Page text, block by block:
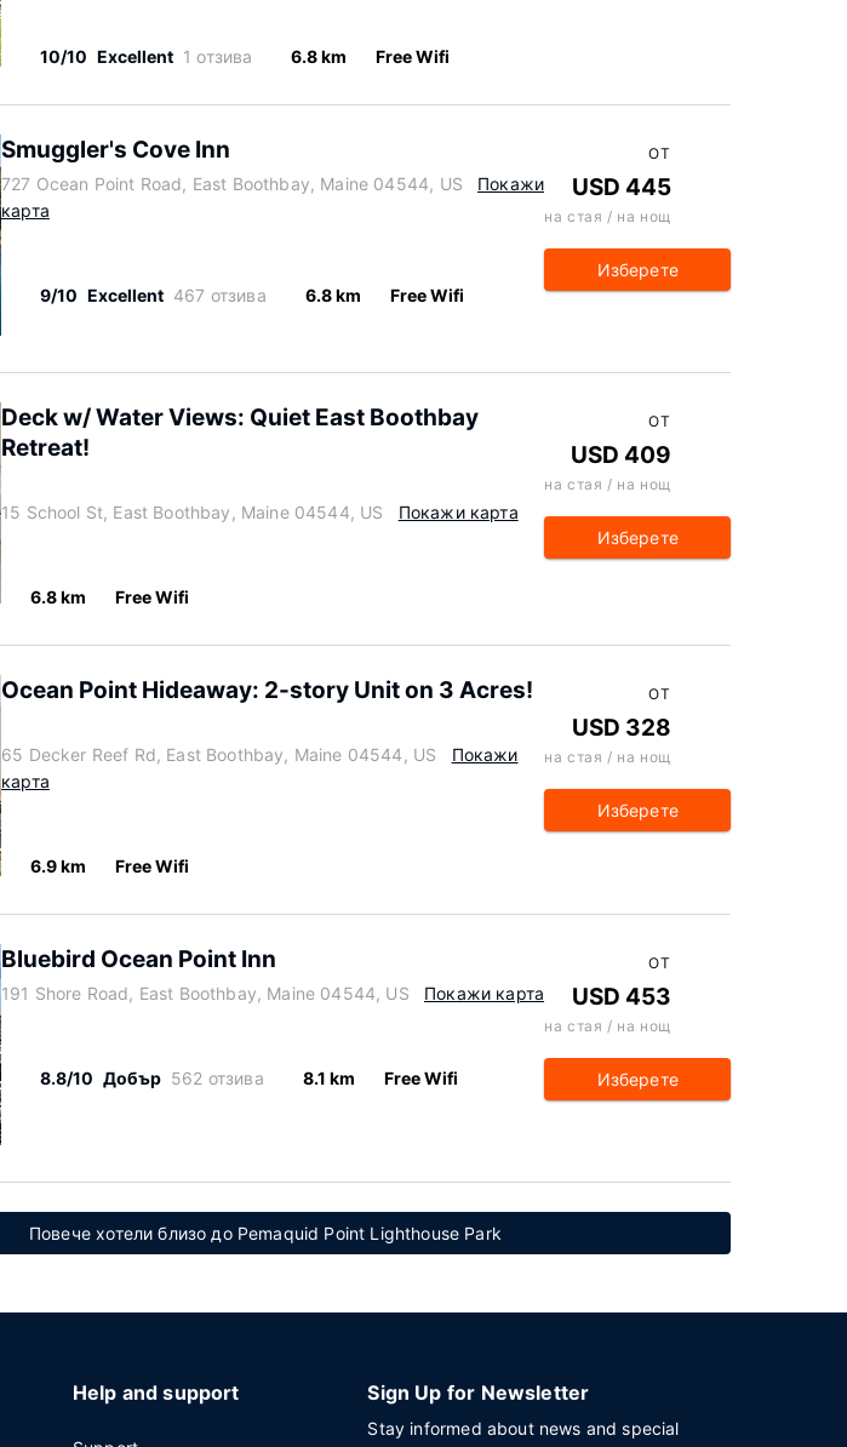
10/10 Excellent 1 отзива 6.8 km Free Wifi
Smuggler's Cove Inn
727 Ocean Point Road, East Boothbay, Maine 04544, US
Покажи
карта
9/10 Excellent 467 отзива 6.8 km Free Wifi
ОТ
USD 445
на стая / на нощ
Изберете
Deck w/ Water Views: Quiet East Boothbay
Retreat!
15 School St, East Boothbay, Maine 04544, US Покажи карта
6.8 km Free Wifi
ОТ
USD 409
на стая / на нощ
Изберете
Ocean Point Hideaway: 2-story Unit on 3 Acres!
65 Decker Reef Rd, East Boothbay, Maine 04544, US
Покажи
карта
6.9 km Free Wifi
ОТ
USD 328
на стая / на нощ
Изберете
Bluebird Ocean Point Inn
191 Shore Road, East Boothbay, Maine 04544, US Покажи карта
8.8/10 Добър 562 отзива 8.1 km Free Wifi
ОТ
USD 453
на стая / на нощ
Изберете
Повече хотели близо до Pemaquid Point Lighthouse Park
Help and support Sign Up for Newsletter
Stay informed about news and special